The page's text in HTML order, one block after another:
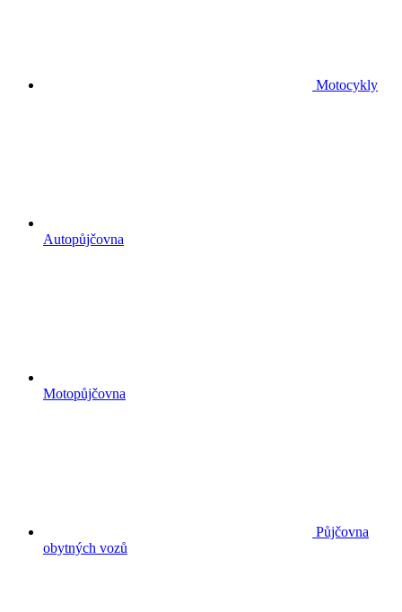
Motocykly
Autopůjčovna
Motopůjčovna
Půjčovna
obytných vozů